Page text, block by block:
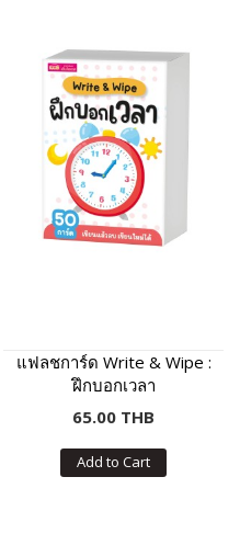
แฟลชการ์ด Write & Wipe :
ฝึกบอกเวลา
65.00 THB
Add to Cart